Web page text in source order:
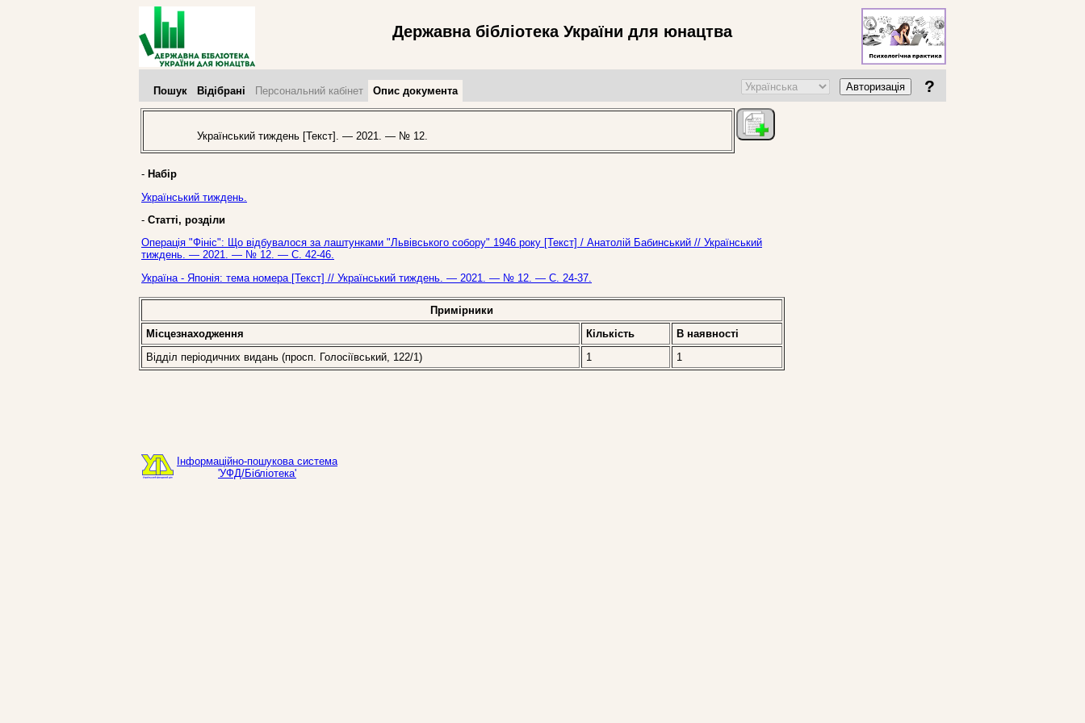
Державна бібліотека України для юнацтва
Пошук Відібрані Персональний кабінет Опис документа Авторизація ?
Український тиждень [Текст]. — 2021. — № 12.
- Набір
Український тиждень.
- Статті, розділи
Операція "Фініс": Що відбувалося за лаштунками "Львівського собору" 1946 року [Текст] / Анатолій Бабинський // Український
тиждень. — 2021. — № 12. — С. 42-46.
Україна - Японія: тема номера [Текст] // Український тиждень. — 2021. — № 12. — С. 24-37.
Примірники
Місцезнаходження
Кількість
В наявностi
Відділ періодичних видань (просп. Голосіївський, 122/1)
1 1
Інформаційно-пошукова система
'УФД/Бібліотека'